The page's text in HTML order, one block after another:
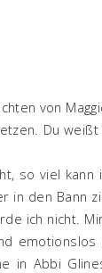
von
Du
so viel kann
in den Bann
ich nicht.
in Abbi